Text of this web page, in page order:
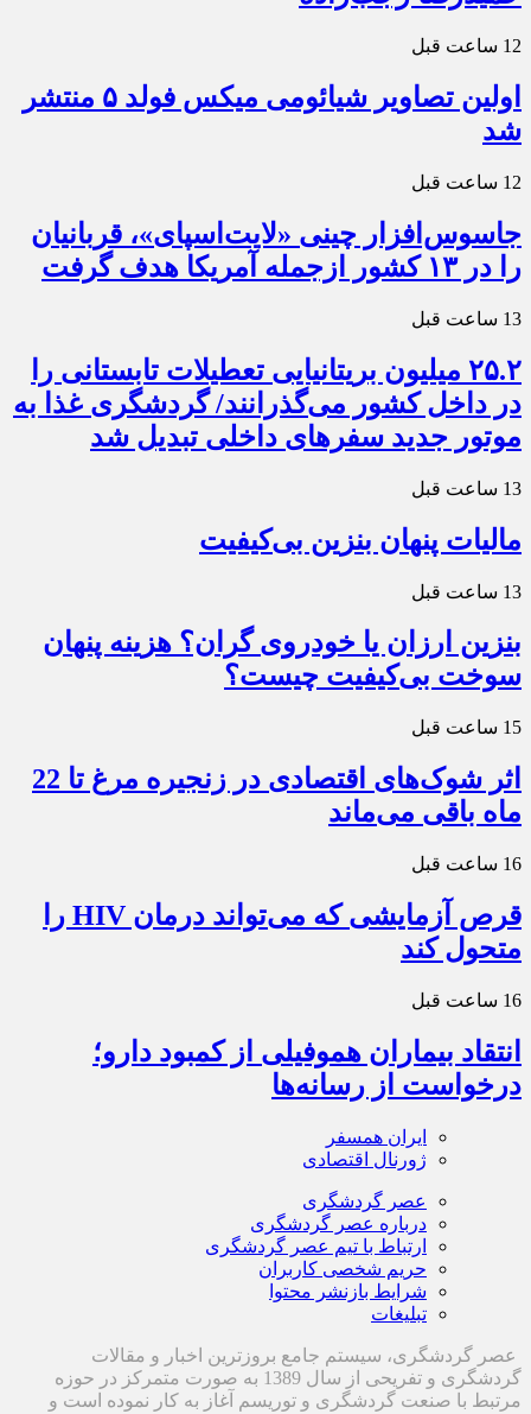
12 ساعت قبل
اولین تصاویر شیائومی میکس فولد ۵ منتشر
شد
12 ساعت قبل
جاسوس‌افزار چینی «لایت‌اسپای»، قربانیان
را در ۱۳ کشور ازجمله آمریکا هدف گرفت
13 ساعت قبل
۲۵.۲ میلیون بریتانیایی تعطیلات تابستانی را
در داخل کشور می‌گذرانند/ گردشگری غذا به
موتور جدید سفرهای داخلی تبدیل شد
13 ساعت قبل
مالیات پنهان بنزین بی‌کیفیت
13 ساعت قبل
بنزین ارزان یا خودروی گران؟ هزینه پنهان
سوخت بی‌کیفیت چیست؟
15 ساعت قبل
اثر شوک‌های اقتصادی در زنجیره مرغ تا 22
ماه باقی می‌ماند
16 ساعت قبل
قرص آزمایشی که می‌تواند درمان HIV را
متحول کند
16 ساعت قبل
انتقاد بیماران هموفیلی از کمبود دارو؛
درخواست از رسانه‌ها
ایران همسفر
ژورنال اقتصادی
عصر گردشگری
درباره عصر گردشگری
ارتباط با تیم عصر گردشگری
حریم شخصی کاربران
شرایط بازنشر محتوا
تبلیغات
عصر گردشگری، سیستم جامع بروزترین اخبار و مقالات
گردشگری و تفریحی از سال 1389 به صورت متمرکز در حوزه
مرتبط با صنعت گردشگری و توریسم آغاز به کار نموده است و